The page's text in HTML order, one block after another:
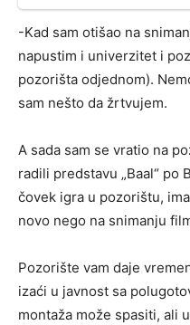
-Kad sam otišao na
napustim i univerzitet i
pozorišta odjednom).
sam nešto da žrtvujem.
A sada sam se vratio na
radili predstavu „Baal“ po
čovek igra u pozorištu,
novo nego na snimanju
Pozorište vam daje
izaći u javnost sa
montaža može spasiti, ali